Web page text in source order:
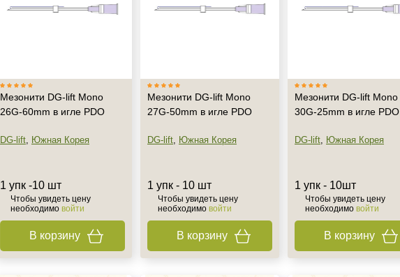
Мезонити DG-lift Mono
26G-60mm в игле PDO
DG-lift, Южная Корея
1 упк -10 шт
Чтобы увидеть цену
необходимо войти
В корзину
Мезонити DG-lift Mono
27G-50mm в игле PDO
DG-lift, Южная Корея
1 упк - 10 шт
Чтобы увидеть цену
необходимо войти
В корзину
Мезонити DG-lift Mono
30G-25mm в игле PDO
DG-lift, Южная Корея
1 упк - 10шт
Чтобы увидеть цену
необходимо войти
В корзину
+7 (495) 640-58-89